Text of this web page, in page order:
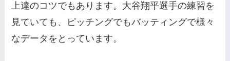
上達のコツでもあります。大谷翔平選手の練習を
見ていても、ピッチングでもバッティングで様々
なデータをとっています。